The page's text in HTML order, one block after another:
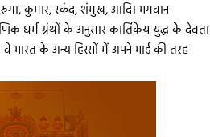
कुमार, स्कंद, शंमुख, आदि। भगवान
धर्म ग्रंथों के अनुसार कार्तिकेय युद्ध के देवता
भारत के अन्य हिस्सों में अपने भाई की तरह